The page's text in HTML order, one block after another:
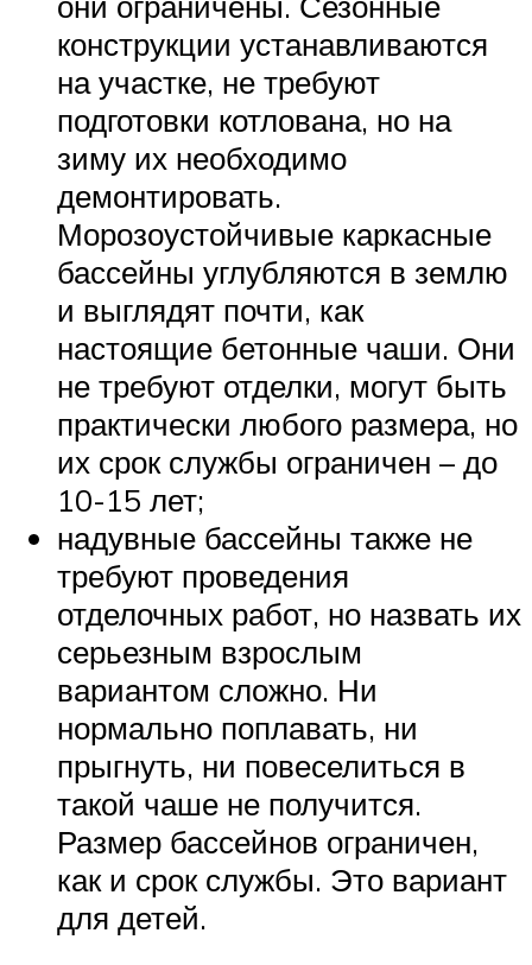
конструкции устанавливаются
на участке, не требуют
подготовки котлована, но на
зиму их необходимо
демонтировать.
Морозоустойчивые каркасные
бассейны углубляются в землю
и выглядят почти, как
настоящие бетонные чаши. Они
не требуют отделки, могут быть
практически любого размера, но
их срок службы ограничен – до
10-15 лет;
надувные бассейны также не
требуют проведения
отделочных работ, но назвать их
серьезным взрослым
вариантом сложно. Ни
нормально поплавать, ни
прыгнуть, ни повеселиться в
такой чаше не получится.
Размер бассейнов ограничен,
как и срок службы. Это вариант
для детей.